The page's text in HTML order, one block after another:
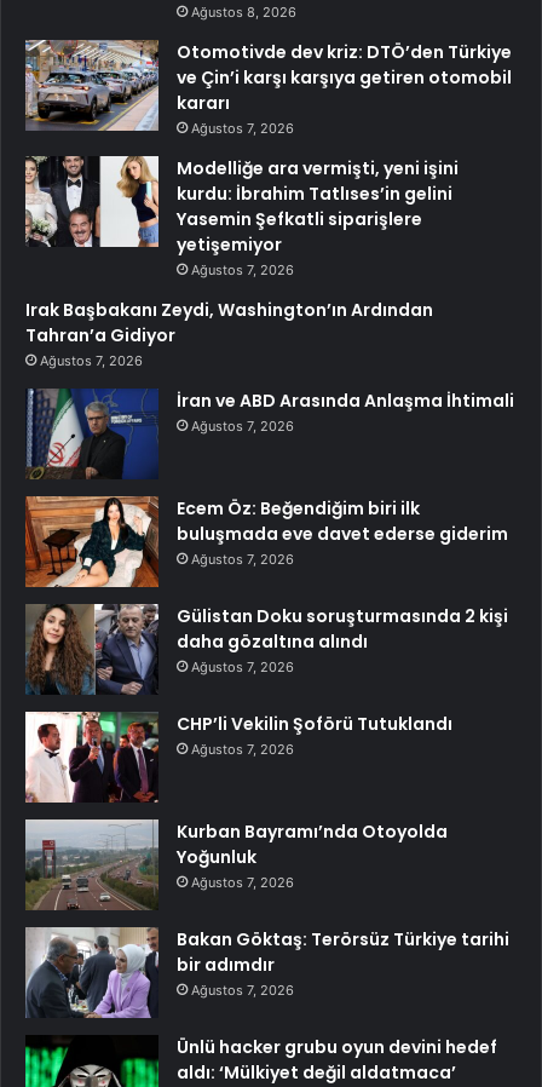
Ağustos 8, 2026
Otomotivde dev kriz: DTÖ’den Türkiye
ve Çin’i karşı karşıya getiren otomobil
kararı
Ağustos 7, 2026
Modelliğe ara vermişti, yeni işini
kurdu: İbrahim Tatlıses’in gelini
Yasemin Şefkatli siparişlere
yetişemiyor
Ağustos 7, 2026
Irak Başbakanı Zeydi, Washington’ın Ardından
Tahran’a Gidiyor
Ağustos 7, 2026
İran ve ABD Arasında Anlaşma İhtimali
Ağustos 7, 2026
Ecem Öz: Beğendiğim biri ilk
buluşmada eve davet ederse giderim
Ağustos 7, 2026
Gülistan Doku soruşturmasında 2 kişi
daha gözaltına alındı
Ağustos 7, 2026
CHP’li Vekilin Şoförü Tutuklandı
Ağustos 7, 2026
Kurban Bayramı’nda Otoyolda
Yoğunluk
Ağustos 7, 2026
Bakan Göktaş: Terörsüz Türkiye tarihi
bir adımdır
Ağustos 7, 2026
Ünlü hacker grubu oyun devini hedef
aldı: ‘Mülkiyet değil aldatmaca’